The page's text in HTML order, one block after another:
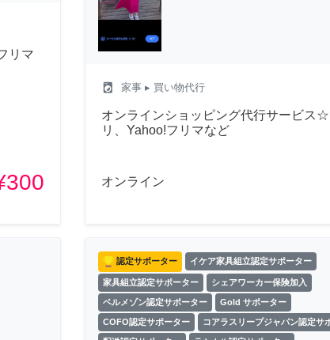
リマ
local_laundry_service 家事▸ 買い物代行
オンラインショッピング代行サービス
リ、Yahoo!フリマなど
オンライン
認定サポーター イケア家具組立認定サポーター
家具組立認定サポーター シェアワーカー保険加入
ベルメゾン認定サポーター Gold サポーター
COFO認定サポーター コアラスリープジャパン認定サ